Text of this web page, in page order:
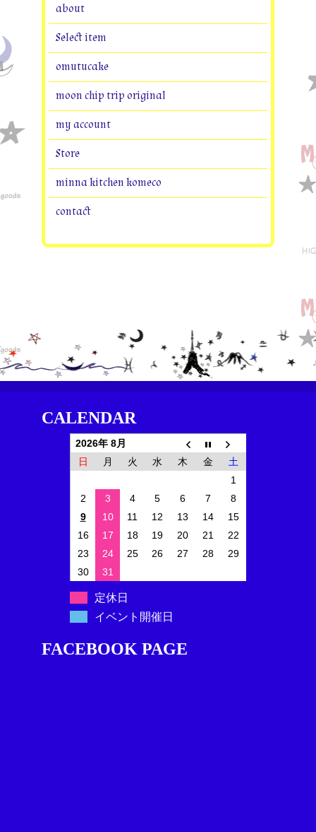
about
Select item
omutucake
moon chip trip original
my account
Store
minna kitchen komeco
contact
CALENDAR
2026年 8月
日
月 火 水 木 金
土
1
2
3 4 5 6 7
8
9
10 11 12 13 14
15
16
17 18 19 20 21
22
23
24 25 26 27 28
29
30
31
定休日
イベント開催日
FACEBOOK PAGE